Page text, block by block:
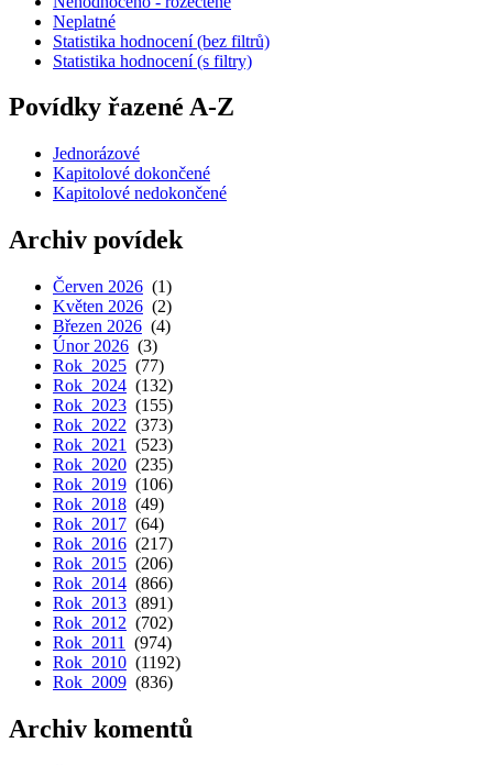
Neplatné
Statistika hodnocení (bez filtrů)
Statistika hodnocení (s filtry)
Povídky řazené A-Z
Jednorázové
Kapitolové dokončené
Kapitolové nedokončené
Archiv povídek
Červen 2026 (1)
Květen 2026 (2)
Březen 2026 (4)
Únor 2026 (3)
Rok 2025 (77)
Rok 2024 (132)
Rok 2023 (155)
Rok 2022 (373)
Rok 2021
(523)
Rok 2020 (235)
Rok 2019 (106)
Rok 2018 (49)
Rok 2017 (64)
Rok 2016 (217)
Rok 2015 (206)
Rok 2014 (866)
Rok 2013 (891)
Rok 2012 (702)
Rok 2011
(974)
Rok 2010 (1192)
Rok 2009 (836)
Archiv komentů